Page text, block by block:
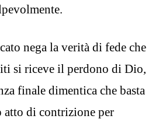
nega la verità di fede che
si riceve il perdono di Dio,
finale dimentica che basta
atto di contrizione per